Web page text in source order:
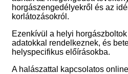
horgászengedélyekről és az
korlátozásokról.
Ezenkívül a helyi
adatokkal rendelkeznek, és
helyspecifikus előírásokba.
A halászattal kapcsolatos